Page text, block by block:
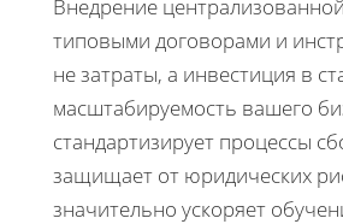
Внедрение
типовыми договорами и
не затраты, а инвестиция в
масштабируемость вашего
стандартизирует процессы
защищает от юридических
значительно ускоряет